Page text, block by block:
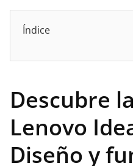
Índice
Descubre
Lenovo
Diseño y